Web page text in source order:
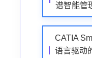
谱智能管
CATIA
语言驱动